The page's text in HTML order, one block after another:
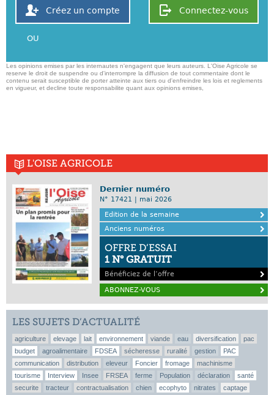
Connectez-vous
Créez un compte
OU
Les opinions emises par les internautes n'engagent que leurs auteurs. L'Oise Agricole se
reserve le droit de suspendre ou d'interrompre la diffusion de tout commentaire dont le
contenu serait susceptible de porter atteinte aux tiers ou d'enfreindre les lois et reglements
en vigueur, et decline toute responsabilite quant aux opinions emises,
L'OISE AGRICOLE
Dernier numéro
N° 17421 | mai 2026
Edition de la semaine
Anciens numéros
OFFRE D’ESSAI
1 N° GRATUIT
Bénéficiez de l’offre
ABONNEZ-VOUS
LES SUJETS D’ACTUALITÉ
agriculture elevage lait environnement viande eau diversification
pac
budget
agroalimentaire FDSEA sécheresse ruralité gestion
PAC
communication
distribution eleveur Foncier fromage
machinisme
tourisme
Interview Insee FRSEA ferme Population déclaration
santé
securite
tracteur contractualisation chien ecophyto nitrates captage